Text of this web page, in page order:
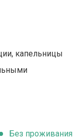
капельницы
Без проживания